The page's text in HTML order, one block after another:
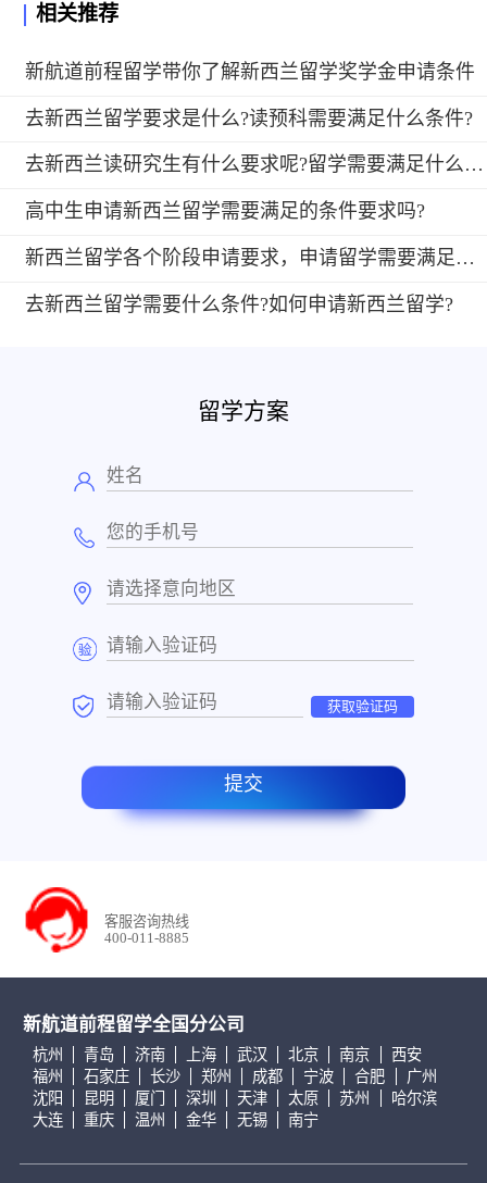
相关推荐
新航道前程留学带你了解新西兰留学奖学金申请条件
去新西兰留学要求是什么?读预科需要满足什么条件?
去新西兰读研究生有什么要求呢?留学需要满足什么条件?
高中生申请新西兰留学需要满足的条件要求吗?
新西兰留学各个阶段申请要求，申请留学需要满足什么条件?
去新西兰留学需要什么条件?如何申请新西兰留学?
留学方案
获取验证码
提交
客服咨询热线
400-011-8885
新航道前程留学全国分公司
杭州 青岛 济南 上海 武汉 北京 南京
西安
福州
石家庄 长沙 郑州 成都 宁波 合肥
广州
沈阳
昆明 厦门 深圳 天津 太原 苏州
哈尔滨
大连
重庆 温州 金华 无锡 南宁